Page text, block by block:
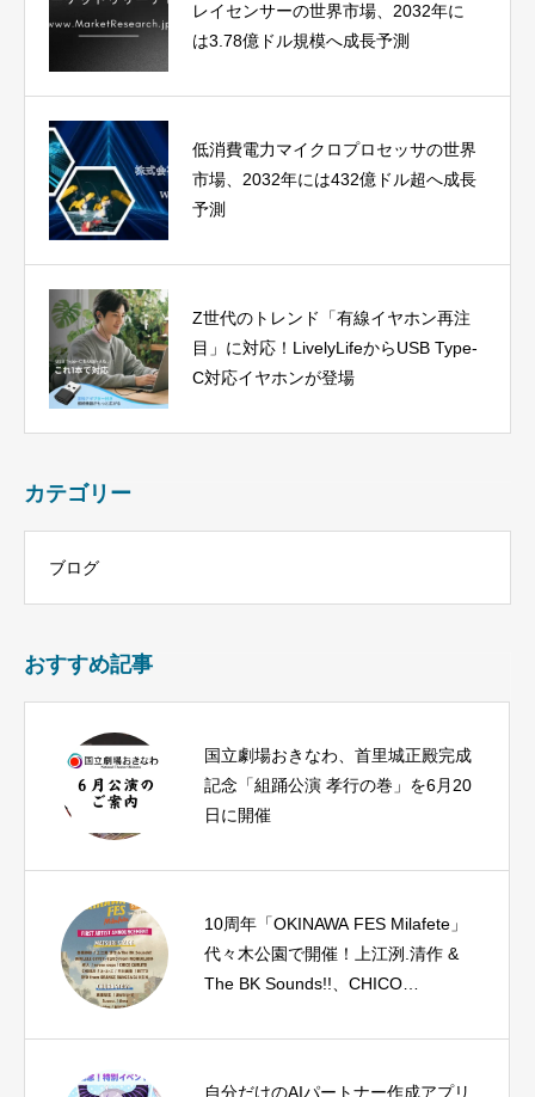
レイセンサーの世界市場、2032年に
は3.78億ドル規模へ成長予測
低消費電力マイクロプロセッサの世界
市場、2032年には432億ドル超へ成長
予測
Z世代のトレンド「有線イヤホン再注
目」に対応！LivelyLifeからUSB Type-
C対応イヤホンが登場
カテゴリー
ブログ
おすすめ記事
国立劇場おきなわ、首里城正殿完成
記念「組踊公演 孝行の巻」を6月20
日に開催
10周年「OKINAWA FES Milafete」
代々木公園で開催！上江洌.清作 &
The BK Sounds!!、CHICO
ーティストを発表
自分だけのAIパートナー作成アプリ